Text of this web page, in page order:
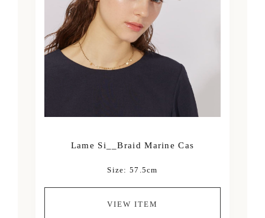
Lame Si__Braid Marine Cas
Size: 57.5cm
VIEW ITEM